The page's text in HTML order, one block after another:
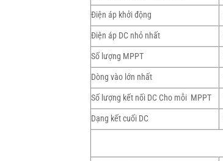
Điện áp khởi động
Điện áp DC nhỏ nhất
Số lượng MPPT
Dòng vào lớn nhất
Số lượng kết nối DC Cho mỗi MPPT
Dạng kết cuối DC